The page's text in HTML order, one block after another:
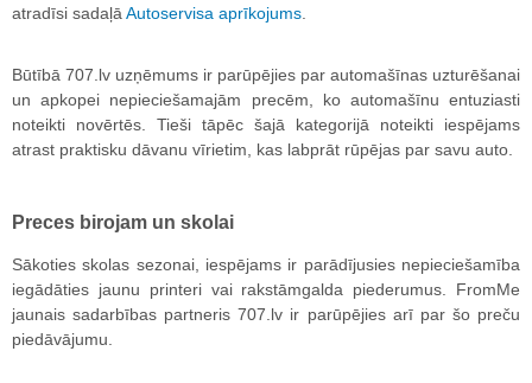
atradīsi sadaļā Autoservisa aprīkojums
Būtībā 707.lv uzņēmums ir parūpējies par automašīnas uzturēšanai
un apkopei nepieciešamajām precēm, ko automašīnu entuziasti
noteikti novērtēs. Tieši tāpēc šajā kategorijā noteikti iespējams
atrast praktisku dāvanu vīrietim, kas labprāt rūpējas par savu auto.
Preces birojam un skolai
Sākoties skolas sezonai, iespējams ir parādījusies nepieciešamība
iegādāties jaunu printeri vai rakstāmgalda piederumus. FromMe
jaunais sadarbības partneris 707.lv ir parūpējies arī par šo preču
piedāvājumu.